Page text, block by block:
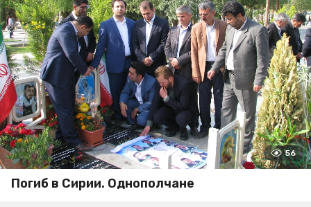
56
Погиб в Сирии. Однополчане